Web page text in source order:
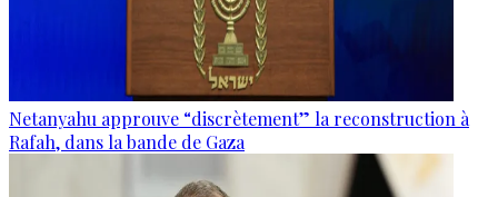
Netanyahu approuve “discrètement” la reconstruction à
Rafah, dans la bande de Gaza